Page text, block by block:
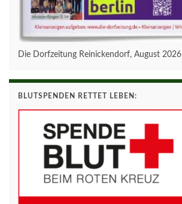
Die Dorfzeitung Reinickendorf, August 2026
BLUTSPENDEN RETTET LEBEN: